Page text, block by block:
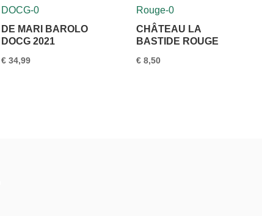
DE MARI BAROLO
DOCG 2021
€ 34,99
CHÂTEAU LA
BASTIDE ROUGE
€8,50